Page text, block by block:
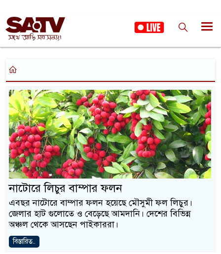
নাটোরে লিচুর বাম্পার ফলন
এবছর নাটোরে বাম্পার ফলন হয়েছে মৌসুমী ফল লিচুর।
জেলার হাট গুলোতে ও বেড়েছে আমদানি। দেশের বিভিন্ন
অঞ্চল থেকে আসছেন পাইকাররা।
বিস্তারিত..